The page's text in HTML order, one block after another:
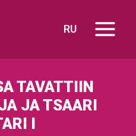
RU
TAVATTIIN
JA TSAARI
I